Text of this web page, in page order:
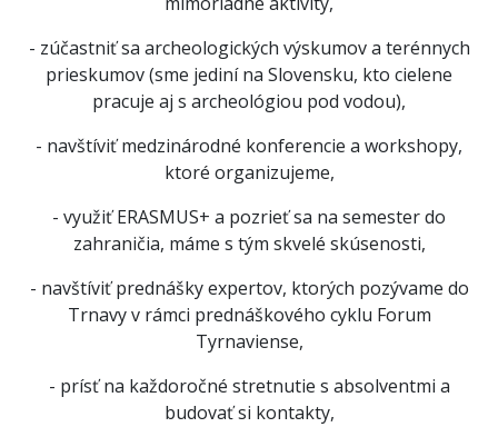
- zúčastniť sa archeologických výskumov a terénnych
prieskumov (sme jediní na Slovensku, kto cielene
pracuje aj s archeológiou pod vodou),
- navštíviť medzinárodné konferencie a workshopy,
ktoré organizujeme,
- využiť ERASMUS+ a pozrieť sa na semester do
zahraničia, máme s tým skvelé skúsenosti,
- navštíviť prednášky expertov, ktorých pozývame do
Trnavy v rámci prednáškového cyklu Forum
Tyrnaviense,
- prísť na každoročné stretnutie s absolventmi a
budovať si kontakty,